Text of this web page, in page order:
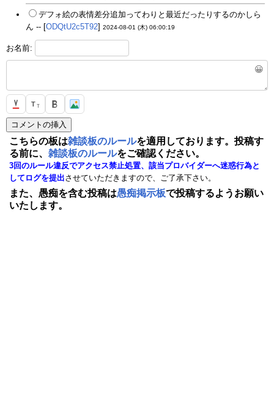
デフォ絵の表情差分追加ってわりと最近だったりするのかしら
ん -- [ODQtU2c5T92] 2024-08-01 (木) 06:00:19
お名前:
😀
T T
こちらの板は雑談板のルールを適用しております。投稿す
る前に、 雑談板のルールをご確認ください。
3回のルール違反でアクセス禁止処置、該当プロバイダーへ迷惑行為と
してログを提出させていただきますので、ご了承下さい。
また、愚痴を含む投稿は愚痴掲示板で投稿するようお願い
いたします。